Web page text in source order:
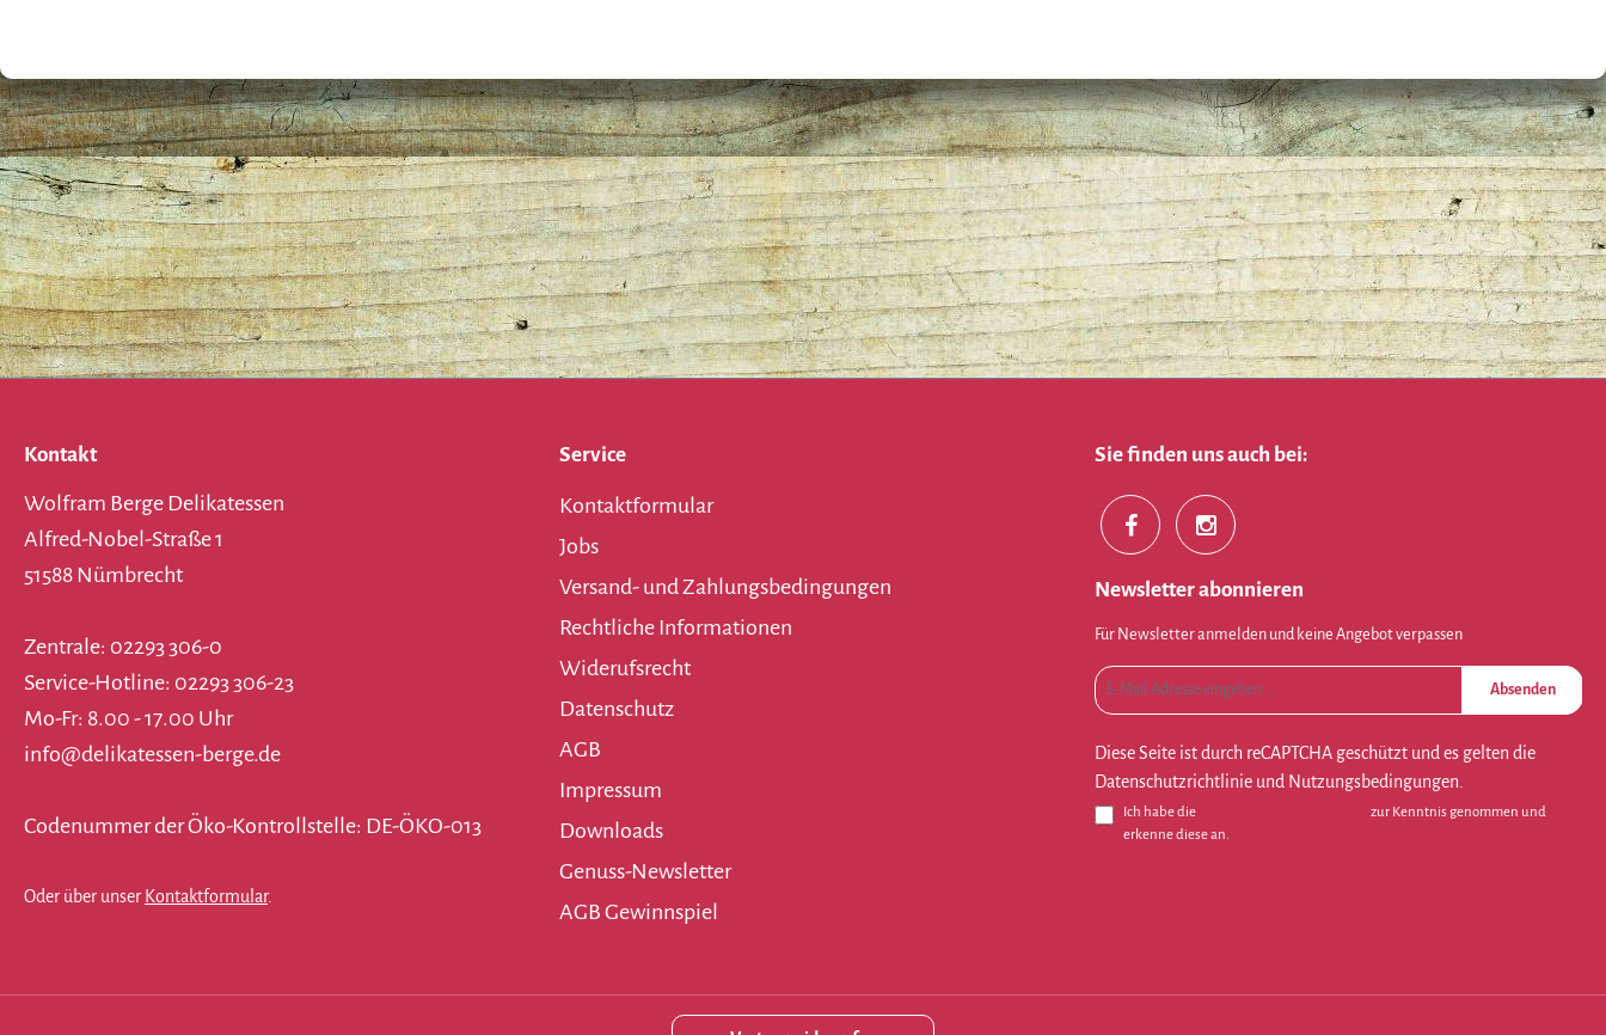
Kontakt
Wolfram Berge Delikatessen
Alfred-Nobel-Straße 1
51588 Nümbrecht
Zentrale: 02293 306-0
Service-Hotline: 02293 306-23
Mo-Fr: 8.00 - 17.00 Uhr
info@delikatessen-berge.de
Codenummer der Öko-Kontrollstelle: DE-ÖKO-013
Oder über unser Kontaktformular.
Service
Kontaktformular
Jobs
Versand- und Zahlungsbedingungen
Rechtliche Informationen
Widerufsrecht
Datenschutz
AGB
Impressum
Downloads
Genuss-Newsletter
AGB Gewinnspiel
Sie finden uns auch bei:
Newsletter abonnieren
Für Newsletter anmelden und keine Angebot verpassen
Absenden
Diese Seite ist durch reCAPTCHA geschützt und es gelten die
Datenschutzrichtlinie und Nutzungsbedingungen
Ich habe die
zur Kenntnis genommen und
erkenne diese an.